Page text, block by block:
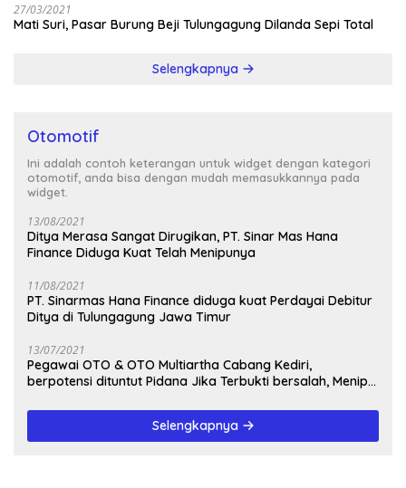
27/03/2021
Mati Suri, Pasar Burung Beji Tulungagung Dilanda Sepi Total
Selengkapnya
Otomotif
Ini adalah contoh keterangan untuk widget dengan kategori
otomotif, anda bisa dengan mudah memasukkannya pada
widget.
13/08/2021
Ditya Merasa Sangat Dirugikan, PT. Sinar Mas Hana
Finance Diduga Kuat Telah Menipunya
11/08/2021
PT. Sinarmas Hana Finance diduga kuat Perdayai Debitur
Ditya di Tulungagung Jawa Timur
13/07/2021
Pegawai OTO & OTO Multiartha Cabang Kediri,
berpotensi dituntut Pidana Jika Terbukti bersalah, Menipu
Selengkapnya